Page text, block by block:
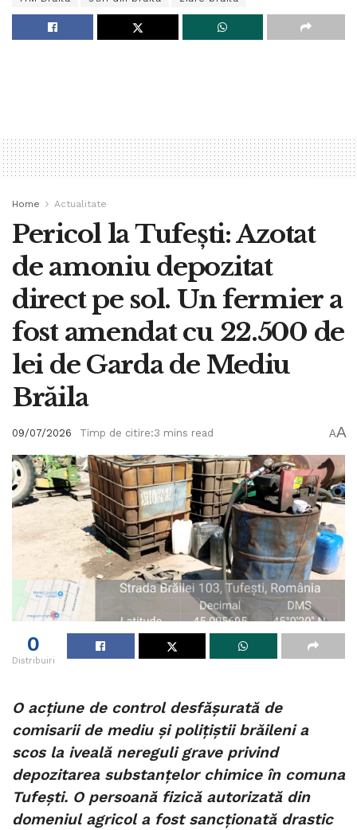
Home Actualitate
Pericol la Tufești: Azotat
de amoniu depozitat
direct pe sol. Un fermier a
fost amendat cu 22.500 de
lei de Garda de Mediu
Brăila
09/07/2026 Timp de citire:3 mins read AA
0
Distribuiri
O acțiune de control desfășurată de
comisarii de mediu și polițiștii brăileni a
scos la iveală nereguli grave privind
depozitarea substanțelor chimice în comuna
Tufești. O persoană fizică autorizată din
domeniul agricol a fost sancționată drastic